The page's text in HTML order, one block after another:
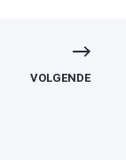
VOLGENDE